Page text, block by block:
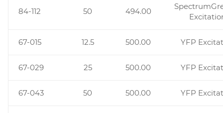
84-112 50 494.00
67-015 12.5 500.00 YFP
67-029 25 500.00 YFP
67-043 50 500.00 YFP